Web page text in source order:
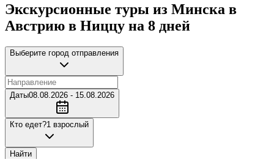
Экскурсионные туры из Минска в
Австрию в Ниццу на 8 дней
Выберите город отправления
Даты08.08.2026 - 15.08.2026
Кто едет?1 взрослый
Найти